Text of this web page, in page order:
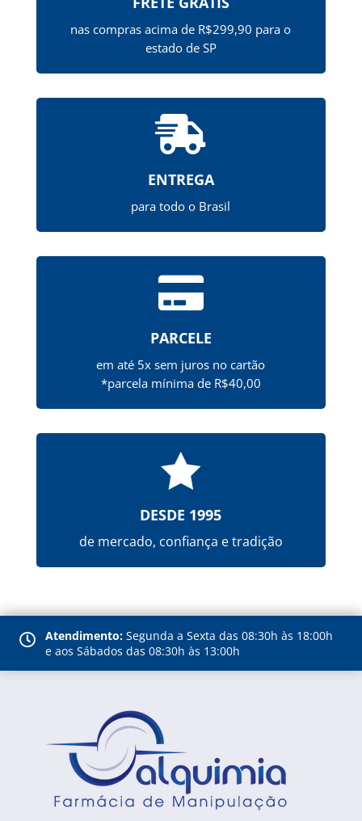
nas compras acima de R$299,90 para o
estado de SP

ENTREGA
para todo o Brasil

PARCELE
em até 5x sem juros no cartão
*parcela mínima de R$40,00

DESDE 1995
de mercado, confiança e tradição
 Atendimento: Segunda a Sexta das 08:30h às 18:00h
e aos Sábados das 08:30h às 13:00h